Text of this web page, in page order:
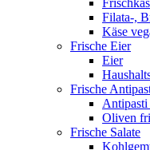
Filata-,
Käse
Frische Eier
Eier
Frische
Antipasti
Oliven
Frische Salate